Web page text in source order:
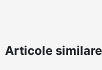
Articole similare